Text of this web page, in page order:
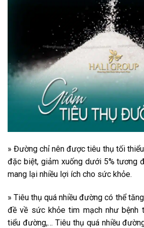
» Đường chỉ nên được tiêu thụ tối
đặc biệt, giảm xuống dưới 5% tương
mang lại nhiều lợi ích cho sức khỏe.
» Tiêu thụ quá nhiều đường có thể
đề về sức khỏe tim mạch như bệnh
tiểu đường,… Tiêu thụ quá nhiều